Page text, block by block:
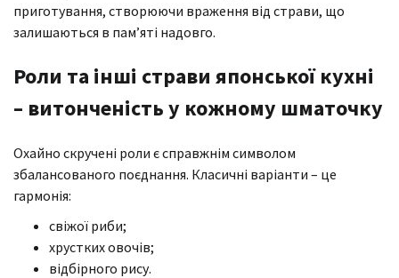
приготування, створюючи враження від страви, що
залишаються в пам’яті надовго.
Роли та інші страви японської кухні
– витонченість у кожному шматочку
Охайно скручені роли є справжнім символом
збалансованого поєднання. Класичні варіанти – це
гармонія:
свіжої риби;
хрустких овочів;
відбірного рису.